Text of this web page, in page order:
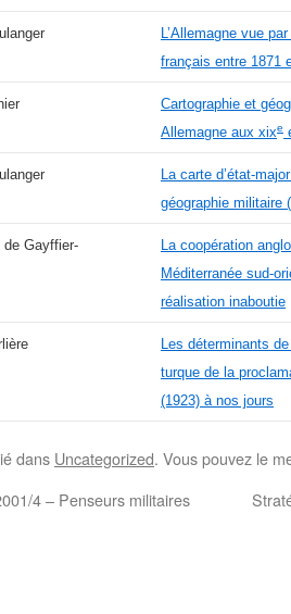
L’Allemagne vue
français entre 1871
Cartographie et
Allemagne aux xixe
La carte d’état-
géographie militaire
de Gayffier-
La coopération
Méditerranée sud-
réalisation inaboutie
Les déterminants
turque de la
(1923) à nos jours
dans Uncategorized. Vous pouvez le
4 – Penseurs militaires